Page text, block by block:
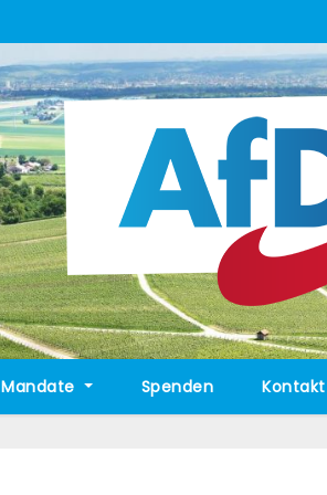
Mandate Spenden Kontakt